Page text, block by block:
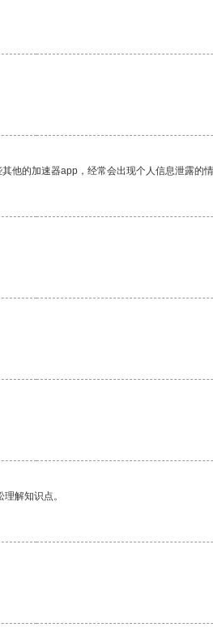
他的加速器app，经常会出现个人信息泄露的情
解知识点。